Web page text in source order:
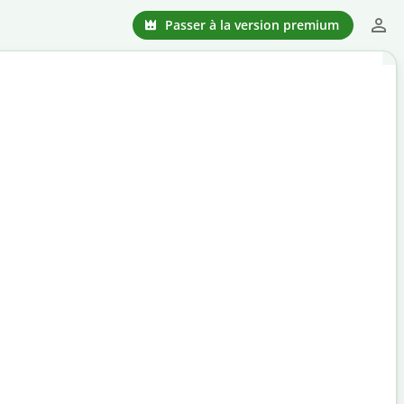
Passer à la version premium